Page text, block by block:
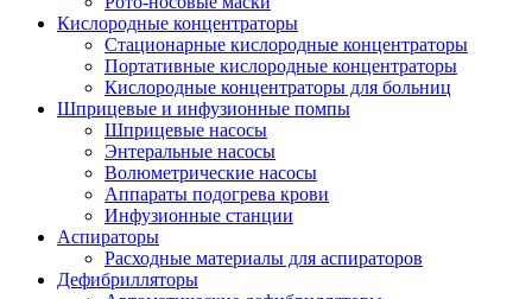
Кислородные концентраторы
Стационарные кислородные концентраторы
Портативные кислородные концентраторы
Кислородные концентраторы для больниц
Шприцевые и инфузионные помпы
Шприцевые насосы
Энтеральные насосы
Волюметрические насосы
Аппараты подогрева крови
Инфузионные станции
Аспираторы
Расходные материалы для аспираторов
Дефибрилляторы